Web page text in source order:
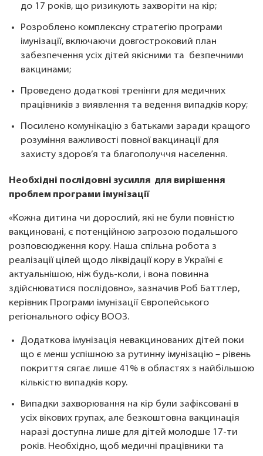
до 17 років, що ризикують захворіти на кір;
Розроблено комплексну стратегію програми
імунізації, включаючи довгостроковий план
забезпечення усіх дітей якісними та безпечними
вакцинами;
Проведено додаткові тренінги для медичних
працівників з виявлення та ведення випадків кору;
Посилено комунікацію з батьками заради кращого
розуміння важливості повної вакцинації для
захисту здоров’я та благополуччя населення.
Необхідні послідовні зусилля для вирішення
проблем програми імунізації
«Кожна дитина чи дорослий, які не були повністю
вакциновані, є потенційною загрозою подальшого
розповсюдження кору. Наша спільна робота з
реалізації цілей щодо ліквідації кору в Україні є
актуальнішою, ніж будь-коли, і вона повинна
здійснюватися послідовно», зазначив Роб Баттлер,
керівник Програми імунізації Європейського
регіонального офісу ВООЗ.
Додаткова імунізація невакцинованих дітей поки
що є менш успішною за рутинну імунізацію – рівень
покриття сягає лише 41% в областях з найбільшою
кількістю випадків кору.
Випадки захворювання на кір були зафіксовані в
усіх вікових групах, але безкоштовна вакцинація
наразі доступна лише для дітей молодше 17-ти
років. Необхідно, щоб медичні працівники та